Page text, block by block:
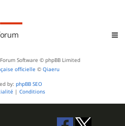
Software © phpBB Limited
officielle © Qiaeru
by: phpBB SEO
| Conditions